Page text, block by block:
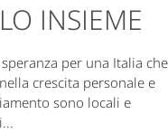
INSIEME
per una Italia che
crescita personale e
sono locali e